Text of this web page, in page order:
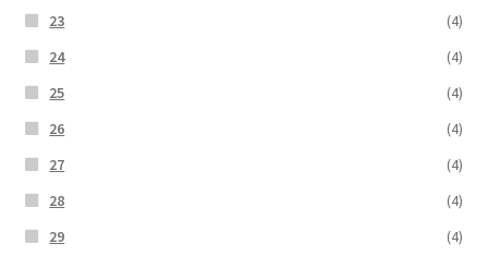
23
(4)
24
(4)
25
(4)
26
(4)
27
(4)
28
(4)
29
(4)